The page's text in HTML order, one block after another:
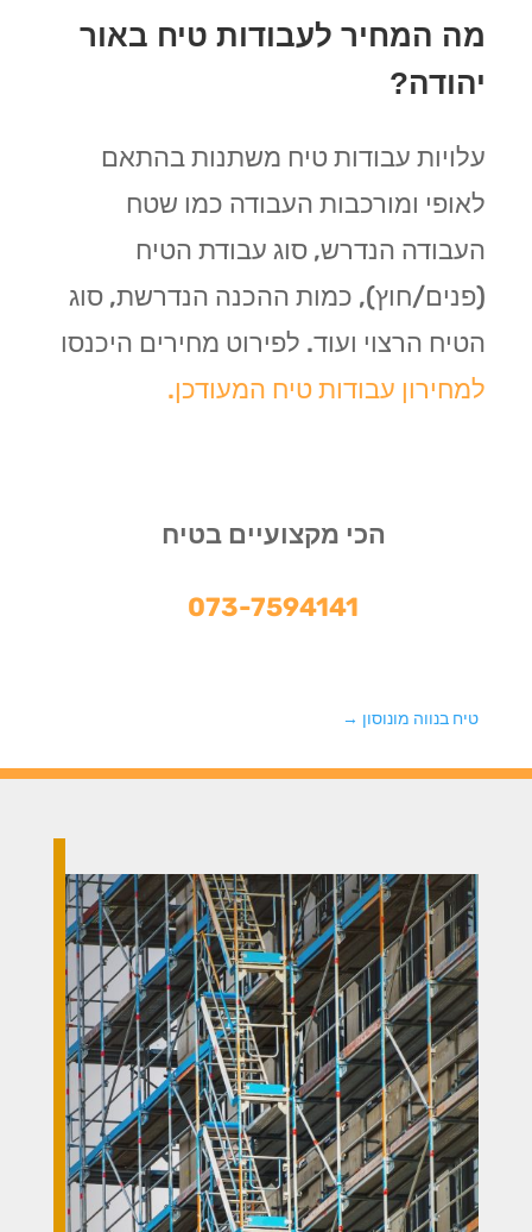
מה המחיר לעבודות טיח באור
יהודה?
עלויות עבודות טיח משתנות בהתאם
לאופי ומורכבות העבודה כמו שטח
העבודה הנדרש, סוג עבודת הטיח
(פנים/חוץ), כמות ההכנה הנדרשת, סוג
הטיח הרצוי ועוד. לפירוט מחירים היכנסו
למחירון עבודות טיח המעודכן.
הכי מקצועיים בטיח
073-7594141
טיח בנווה מונוסון →